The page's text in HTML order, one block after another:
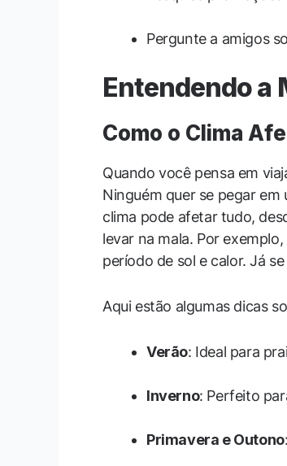
Pergunte a amigos
Entendendo a
Como o Clima
Quando você pensa em
Ninguém quer se pegar
clima pode afetar tudo,
levar na mala. Por
período de sol e calor. Já
Aqui estão algumas dicas
Verão: Ideal para
Inverno: Perfeito
Primavera e Outono